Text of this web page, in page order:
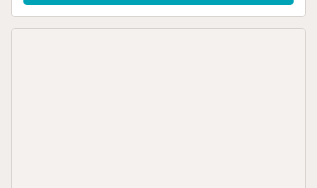
Este alquiler de vacaciones ofrece una zona exterior